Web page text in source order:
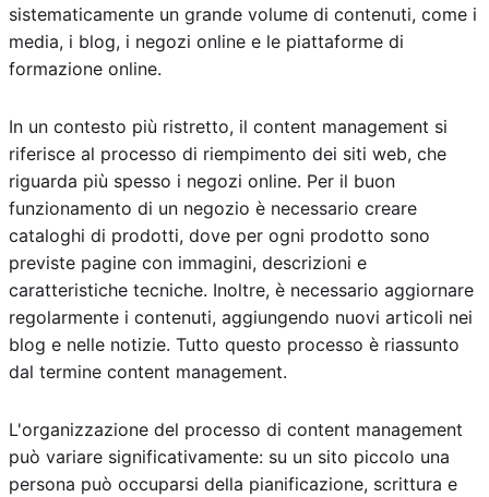
sistematicamente un grande volume di contenuti, come i
media, i blog, i negozi online e le piattaforme di
formazione online.
In un contesto più ristretto, il content management si
riferisce al processo di riempimento dei siti web, che
riguarda più spesso i negozi online. Per il buon
funzionamento di un negozio è necessario creare
cataloghi di prodotti, dove per ogni prodotto sono
previste pagine con immagini, descrizioni e
caratteristiche tecniche. Inoltre, è necessario aggiornare
regolarmente i contenuti, aggiungendo nuovi articoli nei
blog e nelle notizie. Tutto questo processo è riassunto
dal termine content management.
L'organizzazione del processo di content management
può variare significativamente: su un sito piccolo una
persona può occuparsi della pianificazione, scrittura e